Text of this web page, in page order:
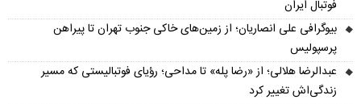
فوتبال ایران
بیوگرافی علی انصاریان؛ از زمین‌های خاکی جنوب تهران تا پیراهن
پرسپولیس
عبدالرضا هلالی؛ از «رضا پله» تا مداحی؛ رؤیای فوتبالیستی که مسیر
زندگی‌اش تغییر کرد